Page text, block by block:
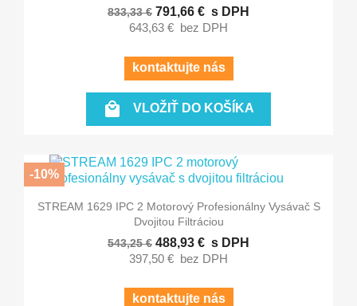
833,33 € 791,66 € s DPH
643,63 € bez DPH
kontaktujte nás
 VLOŽIŤ DO KOŠÍKA
STREAM 1629 IPC 2 Motorový Profesionálny Vysávač S
Dvojitou Filtráciou
543,25 € 488,93 € s DPH
397,50 € bez DPH
kontaktujte nás
-10%